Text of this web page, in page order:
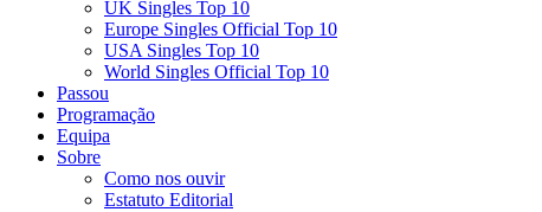
UK Singles Top 10
Europe Singles Official Top 10
USA Singles Top 10
World Singles Official Top 10
Passou
Programação
Equipa
Sobre
Como nos ouvir
Estatuto Editorial